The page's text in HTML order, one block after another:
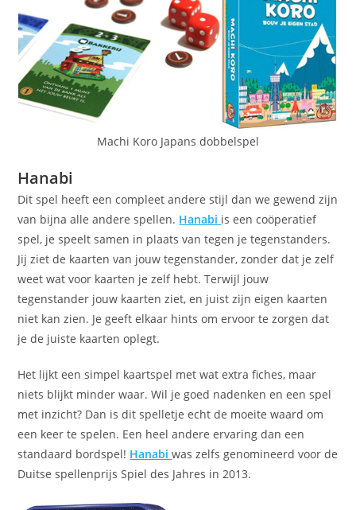
Machi Koro Japans dobbelspel
Hanabi
Dit spel heeft een compleet andere stijl dan we gewend zijn
van bijna alle andere spellen. Hanabi is een coöperatief
spel, je speelt samen in plaats van tegen je tegenstanders.
Jij ziet de kaarten van jouw tegenstander, zonder dat je zelf
weet wat voor kaarten je zelf hebt. Terwijl jouw
tegenstander jouw kaarten ziet, en juist zijn eigen kaarten
niet kan zien. Je geeft elkaar hints om ervoor te zorgen dat
je de juiste kaarten oplegt.
Het lijkt een simpel kaartspel met wat extra fiches, maar
niets blijkt minder waar. Wil je goed nadenken en een spel
met inzicht? Dan is dit spelletje echt de moeite waard om
een keer te spelen. Een heel andere ervaring dan een
standaard bordspel! Hanabiwas zelfs genomineerd voor de
Duitse spellenprijs Spiel des Jahres in 2013.